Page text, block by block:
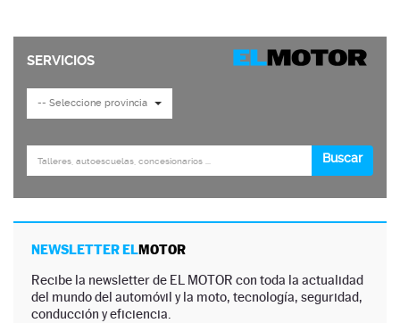
NEWSLETTER ELMOTOR
Recibe la newsletter de EL MOTOR con toda la actualidad
del mundo del automóvil y la moto, tecnología, seguridad,
conducción y eficiencia.